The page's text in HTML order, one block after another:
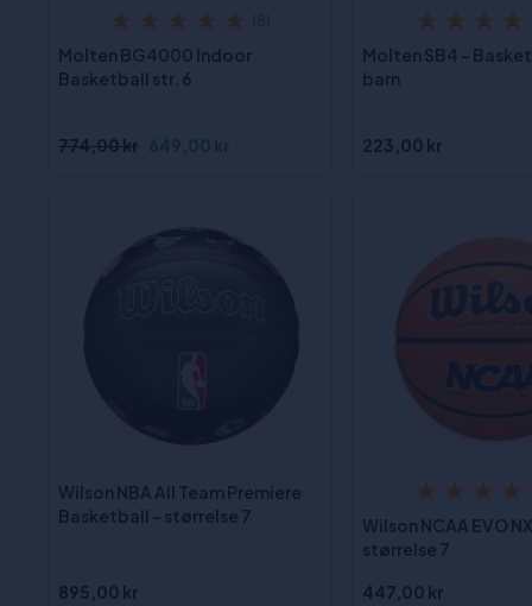
Molten BG4000 Indoor
Basketball str. 6
774,00 kr 649,00 kr
Molten SB4 -
barn
223,00 kr
Wilson NBA All Team Premiere
Basketball - størrelse 7
895,00 kr
Wilson NCAA EVO
størrelse 7
447,00 kr